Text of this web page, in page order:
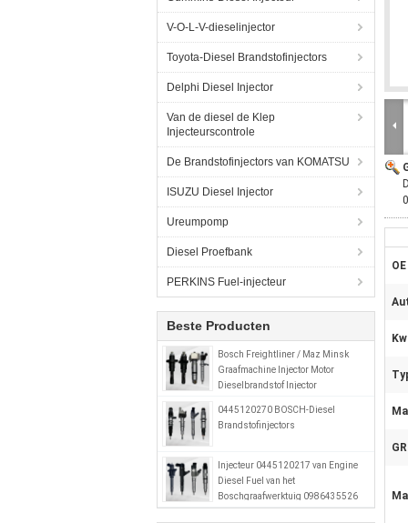
V-O-L-V-dieselinjector
Toyota-Diesel Brandstofinjectors
Delphi Diesel Injector
Van de diesel de Klep
Injecteurscontrole
De Brandstofinjectors van KOMATSU
ISUZU Diesel Injector
Ureumpomp
Diesel Proefbank
PERKINS Fuel-injecteur
Beste Producten
Bosch Freightliner / Maz Minsk
Graafmachine Injector Motor
Dieselbrandstof Injector
A0280746902
0445120270 BOSCH-Diesel
Brandstofinjectors
Injecteur 0445120217 van Engine
Diesel Fuel van het
Boschgraafwerktuig 0986435526
51101006064